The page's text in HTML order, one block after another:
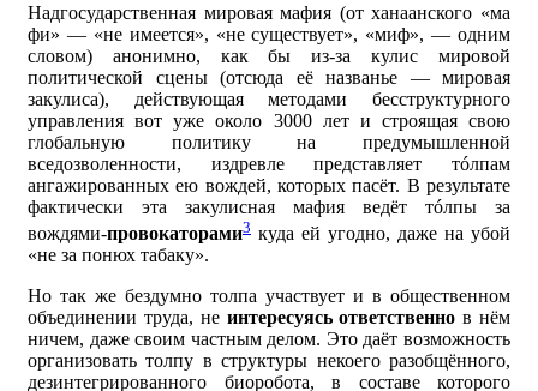
Надгосударственная мировая мафия (от ханаанского «ма
фи» — «не имеется», «не существует», «миф», — одним
словом) анонимно, как бы из-за кулис мировой
политической сцены (отсюда её названье — мировая
закулиса), действующая методами бесструктурного
управления вот уже около 3000 лет и строящая свою
глобальную политику на предумышленной
вседозволенности, издревле представляет тóлпам
ангажированных ею вождей, которых пасёт. В результате
фактически эта закулисная мафия ведёт тóлпы за
вождями-провокаторами3 куда ей угодно, даже на убой
«не за понюх табаку».
Но так же бездумно толпа участвует и в общественном
объединении труда, не интересуясь ответственно в нём
ничем, даже своим частным делом. Это даёт возможность
организовать толпу в структуры некоего разобщённого,
дезинтегрированного биоробота, в составе которого